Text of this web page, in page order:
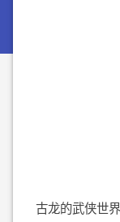
古龙的武侠世